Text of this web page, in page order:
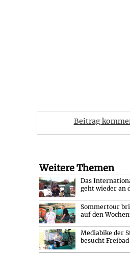
Beitrag
Weitere Themen
Das
geht wieder an
Sommertour
auf den
Mediabike der
besucht